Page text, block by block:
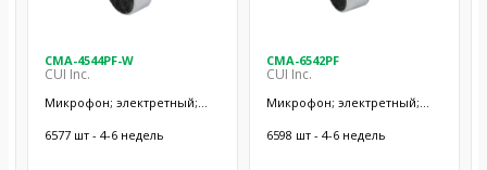
CMA-4544PF-W
CUI Inc.
Микрофон; электретный;
Ø9,7x4,5мм; SMT
6577 шт - 4-6 недель
CMA-6542PF
CUI Inc.
Микрофон; электретный;
Ø9,4x6,5мм; SMT
6598 шт - 4-6 недель